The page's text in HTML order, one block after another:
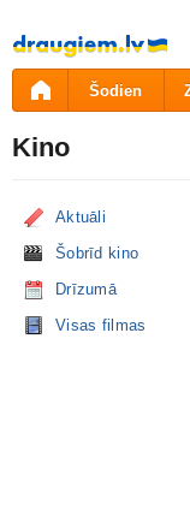
Pāriet
uz
saturu
Šodien
Kino
Aktuāli
Šobrīd kino
Drīzumā
Visas filmas